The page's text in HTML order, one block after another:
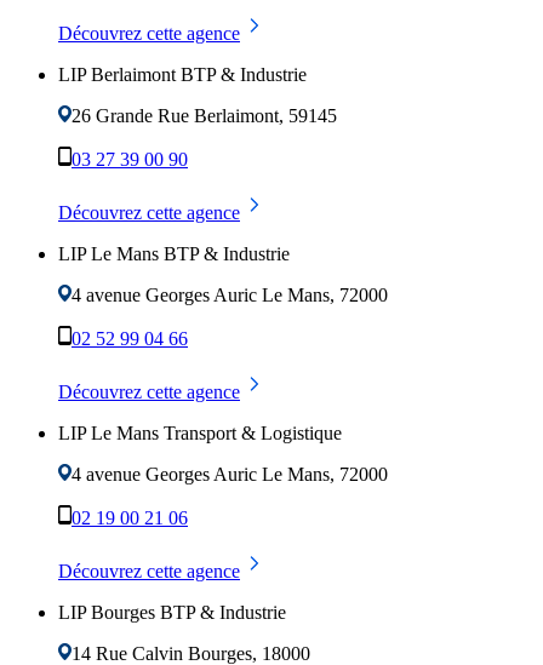
Découvrez cette agence
LIP Berlaimont BTP & Industrie
26 Grande Rue Berlaimont, 59145
03 27 39 00 90
Découvrez cette agence
LIP Le Mans BTP & Industrie
4 avenue Georges Auric Le Mans, 72000
02 52 99 04 66
Découvrez cette agence
LIP Le Mans Transport & Logistique
4 avenue Georges Auric Le Mans, 72000
02 19 00 21 06
Découvrez cette agence
LIP Bourges BTP & Industrie
14 Rue Calvin Bourges, 18000